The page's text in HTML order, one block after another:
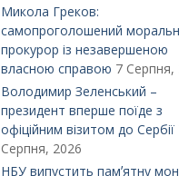
Микола Греков:
самопроголошений
прокурор із незавершеною
власною справою 7 Серпня,
Володимир Зеленський –
президент вперше поїде з
офіційним візитом до Сербії
Серпня, 2026
НБУ випустить памʼятну